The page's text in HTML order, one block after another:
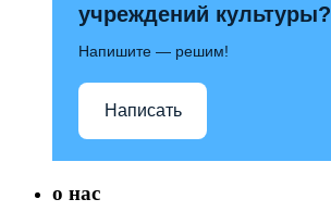
учреждений культуры?
Напишите — решим!
Написать
о нас